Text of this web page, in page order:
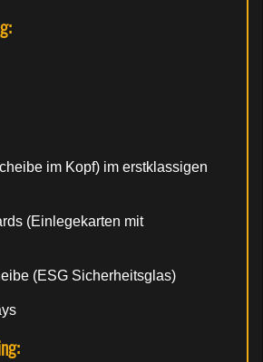
im Kopf) im erstklassigen
(Einlegekarten mit
(ESG Sicherheitsglas)